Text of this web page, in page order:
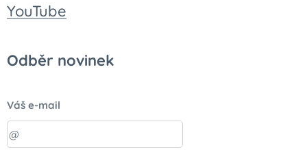
YouTube
Odběr novinek
Váš e-mail